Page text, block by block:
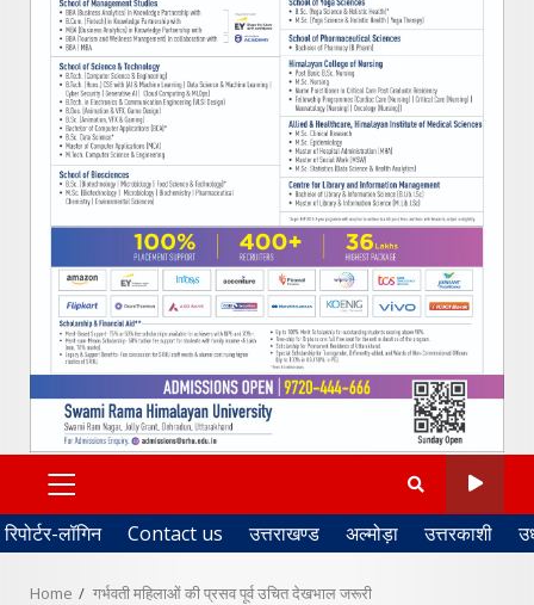
PRIMARY
MENU
रिपोर्टर-लॉगिन Contact us उत्तराखण्ड अल्मोड़ा उत्तरकाशी
Home गर्भवती महिलाओं की प्रसव पूर्व उचित देखभाल जरूरी